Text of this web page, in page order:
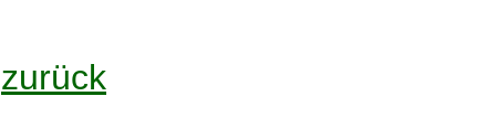
zurück